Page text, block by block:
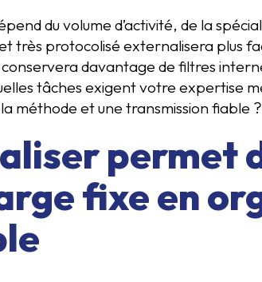
du volume d’activité, de la
très protocolisé externalisera plus
davantage de filtres
tâches exigent votre expertise
méthode et une transmission fiable ?
permet
fixe en